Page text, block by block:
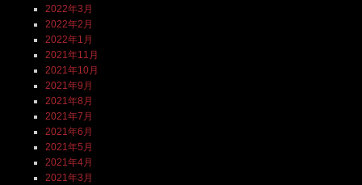
2022年3月
2022年2月
2022年1月
2021年11月
2021年10月
2021年9月
2021年8月
2021年7月
2021年6月
2021年5月
2021年4月
2021年3月